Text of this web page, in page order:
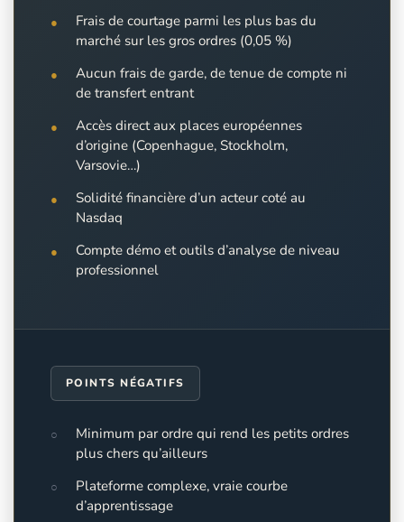
Frais de courtage parmi les plus bas du
marché sur les gros ordres (0,05 %)
Aucun frais de garde, de tenue de compte ni
de transfert entrant
Accès direct aux places européennes
d’origine (Copenhague, Stockholm,
Varsovie…)
Solidité financière d’un acteur coté au
Nasdaq
Compte démo et outils d’analyse de niveau
professionnel
POINTS NÉGATIFS
Minimum par ordre qui rend les petits ordres
plus chers qu’ailleurs
Plateforme complexe, vraie courbe
d’apprentissage